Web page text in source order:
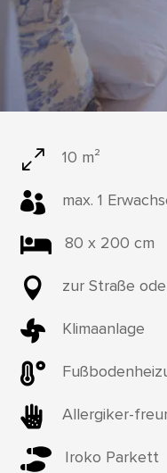
0 10 m²
 max. 1
 80 x 200 cm
 zur Straße
 Klimaanlage

 Allergiker-
 Iroko Parkett